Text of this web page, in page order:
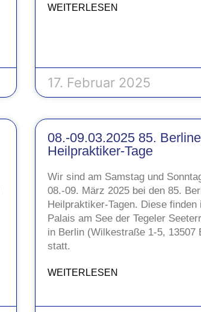
WEITERLESEN
17. Februar 2025
08.-09.03.2025 85.
Heilpraktiker-Tage
Wir sind am Samstag und
08.-09. März 2025 bei den 85.
Heilpraktiker-Tagen. Diese finden
Palais am See der Tegeler
in Berlin (Wilkestraße 1-5, 13507
statt.
WEITERLESEN